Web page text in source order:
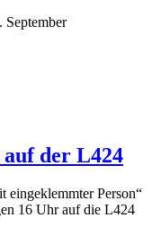
September
der L424
Person“
16 Uhr auf die L424